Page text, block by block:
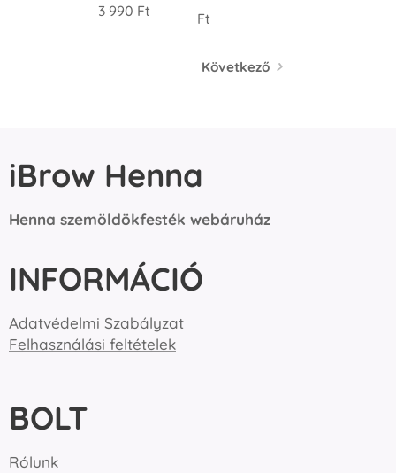
3 990 Ft
Ft
Következő
iBrow Henna
Henna szemöldökfesték webáruház
INFORMÁCIÓ
Adatvédelmi Szabályzat
Felhasználási feltételek
BOLT
Rólunk